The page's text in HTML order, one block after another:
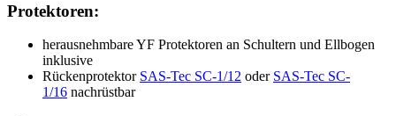
Protektoren:
herausnehmbare YF Protektoren an Schultern und Ellbogen
inklusive
Rückenprotektor SAS-Tec SC-1/12 oder SAS-Tec SC-
1/16 nachrüstbar